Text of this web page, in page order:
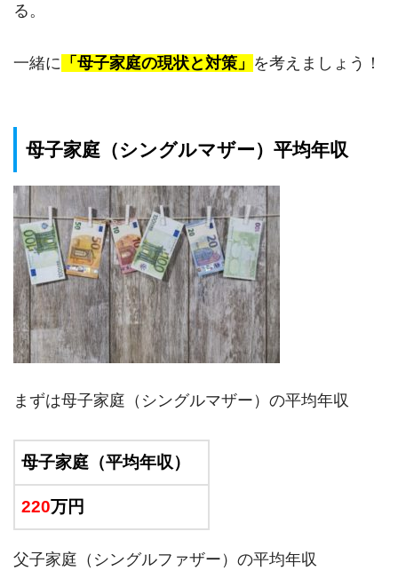
る。
一緒に 「母子家庭の現状と対策」 を考えましょう！
母子家庭（シングルマザー）平均年収
まずは母子家庭（シングルマザー）の平均年収
母子家庭（平均年収）
220万円
父子家庭（シングルファザー）の平均年収